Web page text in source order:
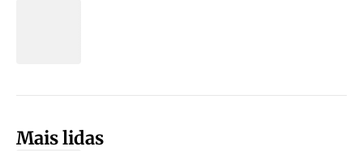
Mais lidas